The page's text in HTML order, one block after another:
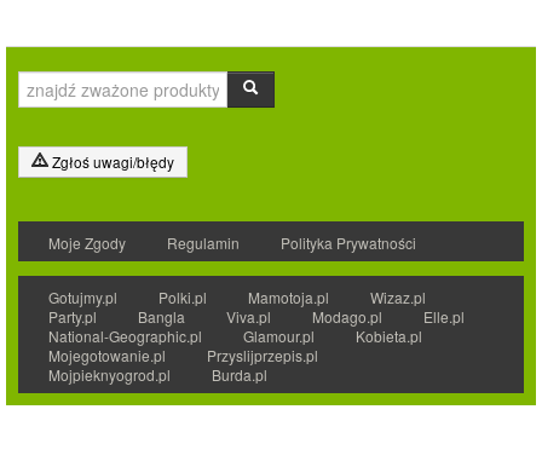
Zgłoś uwagi/błędy
Moje Zgody Regulamin Polityka Prywatności
Gotujmy.pl Polki.pl Mamotoja.pl
Wizaz.pl
Party.pl
Bangla Viva.pl Modago.pl
Elle.pl
National-Geographic.pl
Glamour.pl
Kobieta.pl
Mojegotowanie.pl
Przyslijprzepis.pl
Mojpieknyogrod.pl
Burda.pl